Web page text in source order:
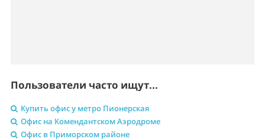
Пользователи часто ищут...
Купить офис у метро Пионерская
Офис на Комендантском Аэродроме
Офис в Приморском районе